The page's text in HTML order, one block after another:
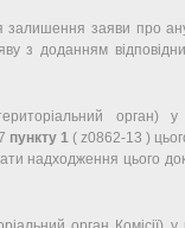
заяви про
з доданням
орган)
пункту 1( z0862-13 )
надходження цього